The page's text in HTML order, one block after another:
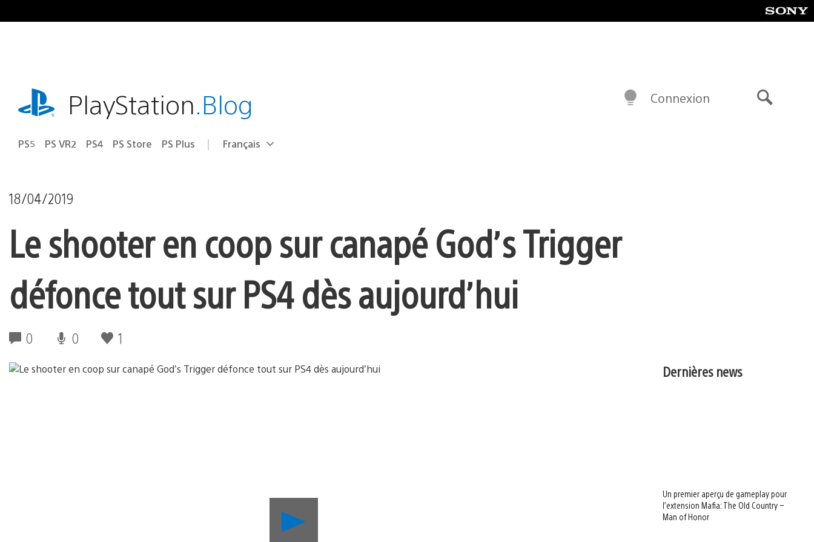
au
playstation.comPlayStation.Blog
PS5 PS VR2 PS4 PS Store PS Plus Choisir
Région
Français
Connexion
18/04/2019
Le shooter en coop sur canapé God’s Trigger
défonce tout sur PS4 dès aujourd’hui
0 0 1
la
Dernières news
Un premier aperçu de gameplay pour
l’extension Mafia: The Old Country –
Man of Honor